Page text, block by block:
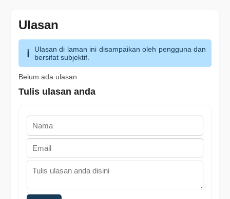
Ulasan
Ulasan di laman ini disampaikan oleh pengguna dan
bersifat subjektif.
Belum ada ulasan
Tulis ulasan anda